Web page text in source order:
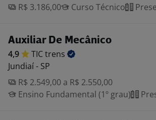
R$ 3.186,00
Curso Técnico
Auxiliar De Mecânico
4,9 TICtrens
Jundiaí - SP
R$ 2.549,00 a R$ 2.550,00
Ensino Fundamental (1º grau)